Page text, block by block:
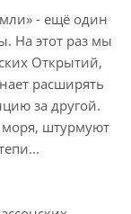
- ещё один
На этот раз мы
Открытий,
расширять
за другой.
штурмуют